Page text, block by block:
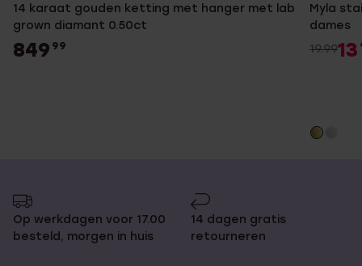
14 karaat gouden ketting met hanger met lab
grown diamant 0.50ct
849 99
Myla
dames
19.9913
Op werkdagen voor 17.00
besteld, morgen in huis
14 dagen gratis
retourneren